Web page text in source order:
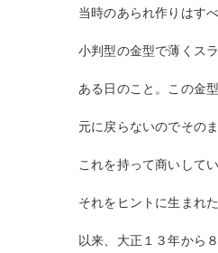
当時のあられ作りはすべ
小判型の金型で薄くス
ある日のこと。この金
元に戻らないのでその
これを持って商いして
それをヒントに生まれ
以来、大正１３年から